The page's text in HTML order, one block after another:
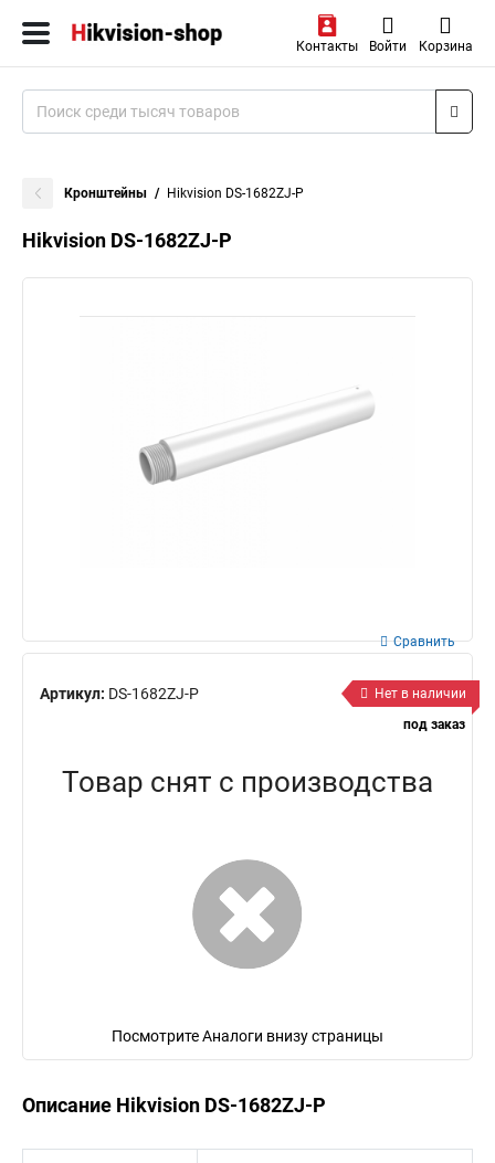
Контакты Войти Корзина
Кронштейны Hikvision DS-1682ZJ-P
Hikvision DS-1682ZJ-P
Артикул: DS-1682ZJ-P
Сравнить
Нет в наличии
под заказ
Товар снят с производства
Посмотрите Аналоги внизу страницы
Описание Hikvision DS-1682ZJ-P